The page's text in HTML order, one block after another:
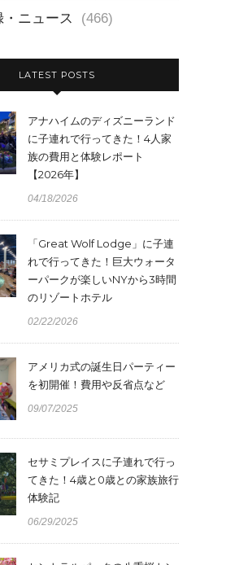
・ニュース (466)
LATEST POSTS
アナハイムのディズニーランド
に子連れで行ってきた！4人家
族の費用と体験レポート
【2026年】
04/18/2026
「Great Wolf Lodge」に子連
れで行ってきた！巨大ウォータ
ーパークが楽しいNYから3時間
のリゾートホテル
02/22/2026
アメリカ式の誕生日パーティー
を初開催！費用や反省点など
09/07/2025
セサミプレイスに子連れで行っ
てきた！4歳と0歳との家族旅行
体験記
06/29/2025